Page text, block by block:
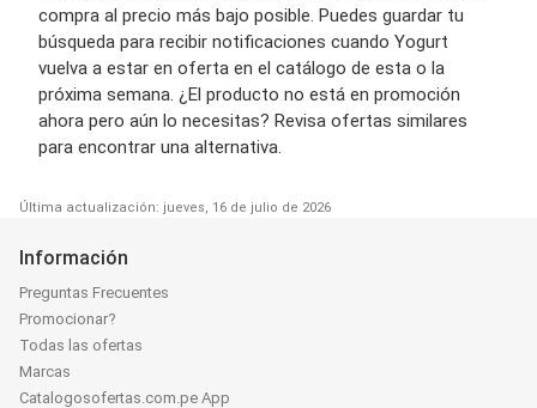
compra al precio más bajo posible. Puedes guardar tu
búsqueda para recibir notificaciones cuando Yogurt
vuelva a estar en oferta en el catálogo de esta o la
próxima semana. ¿El producto no está en promoción
ahora pero aún lo necesitas? Revisa ofertas similares
para encontrar una alternativa.
Última actualización: jueves, 16 de julio de 2026
Información
Preguntas Frecuentes
Promocionar?
Todas las ofertas
Marcas
Catalogosofertas.com.pe App